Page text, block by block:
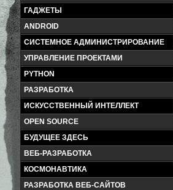
ГАДЖЕТЫ
ANDROID
СИСТЕМНОЕ АДМИНИСТРИРОВАНИЕ
УПРАВЛЕНИЕ ПРОЕКТАМИ
PYTHON
РАЗРАБОТКА
ИСКУССТВЕННЫЙ ИНТЕЛЛЕКТ
OPEN SOURCE
БУДУЩЕЕ ЗДЕСЬ
ВЕБ-РАЗРАБОТКА
КОСМОНАВТИКА
РАЗРАБОТКА ВЕБ-САЙТОВ